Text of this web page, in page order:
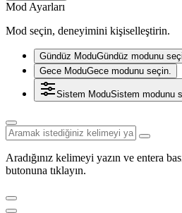
Mod Ayarları
Mod seçin, deneyimini kişiselleştirin.
Gündüz ModuGündüz modunu
Gece ModuGece modunu seçin.
Sistem ModuSistem modunu
Aradığınız kelimeyi yazın ve entera
butonuna tıklayın.